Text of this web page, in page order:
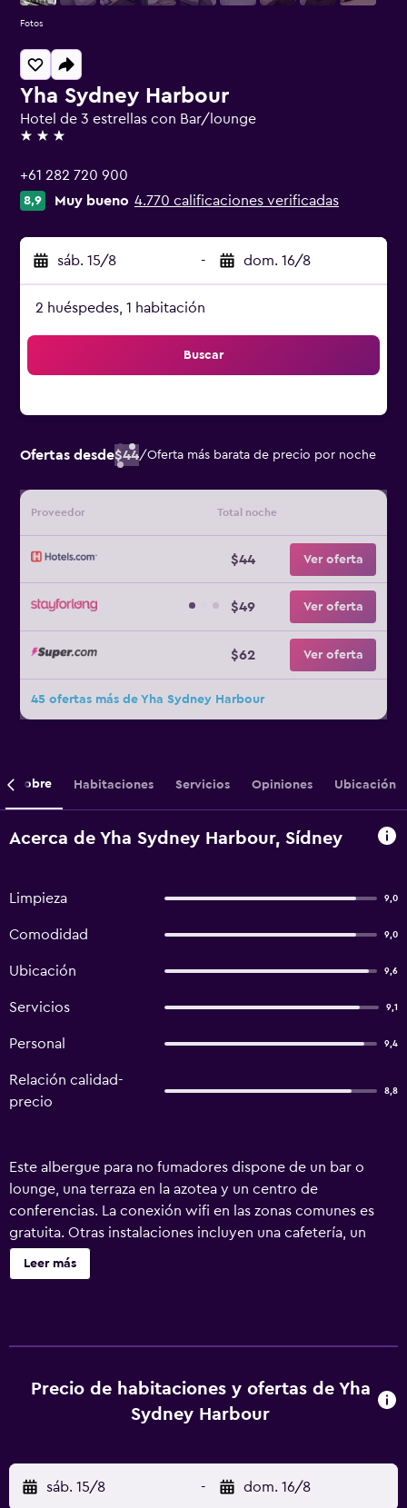
Yha Sydney Harbour
Hotel de 3 estrellas con Bar/lounge
3 estrellas
+61 282 720 900
8,9 Muy bueno 4.770 calificaciones verificadas
sáb. 15/8 - dom. 16/8
2 huéspedes, 1 habitación
Buscar
Ofertas desde$44/Oferta más barata de precio por noche
Proveedor Total noche
$44 Ver oferta
$49 Ver oferta
$62 Ver oferta
45 ofertas más de Yha Sydney Harbour
Fotos
Sobre Habitaciones Servicios Opiniones Ubicación
Acerca de Yha Sydney Harbour, Sídney
Limpieza 9,0
Comodidad 9,0
Ubicación 9,6
Servicios 9,1
Personal 9,4
Relación calidad-
precio
8,8
Este albergue para no fumadores dispone de un bar o
lounge, una terraza en la azotea y un centro de
conferencias. La conexión wifi en las zonas comunes es
gratuita. Otras instalaciones incluyen una cafetería, un
microondas en una zona común y una nevera en una zona
común. Se incluye un único servicio de limpieza durante la
están equipados con ducha. Se ofrece servicio de limpieza
una vez por estancia y es posible solicitar secador de
que se indican más abajo en las instalaciones o cerca del
alojamiento (es posible que se aplique un recargo).
Leer más
Precio de habitaciones y ofertas de Yha
Sydney Harbour
sáb. 15/8 - dom. 16/8